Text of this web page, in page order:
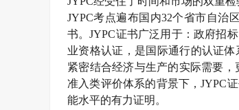
JYPC考点遍布国内32个省市自治
书。JYPC证书广泛用于：政府招
业资格认证，是国际通行的认证
紧密结合经济与生产的实际需要
准入类评价体系的背景下，JYPC
能水平的有力证明。